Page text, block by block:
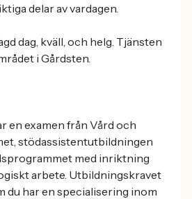
delar av vardagen.
dag, kväll, och helg. Tjänsten
i Gårdsten.
en examen från Vård och
stödassistentutbildningen
med inriktning
arbete. Utbildningskravet
du har en specialisering inom